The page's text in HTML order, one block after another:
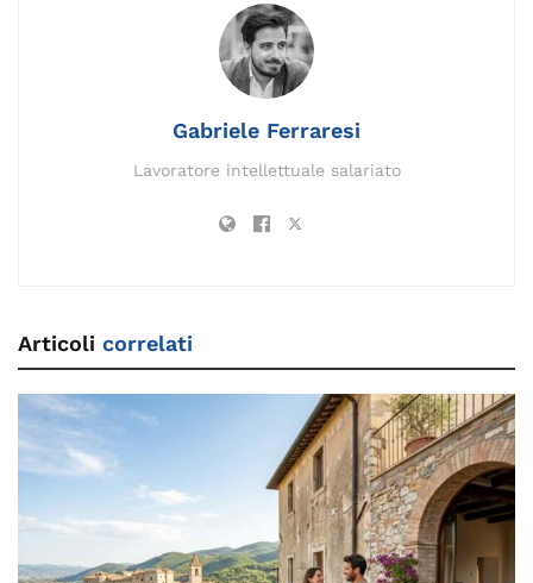
m n
k
s
Gabriele Ferraresi
Lavoratore intellettuale salariato
Articoli correlati